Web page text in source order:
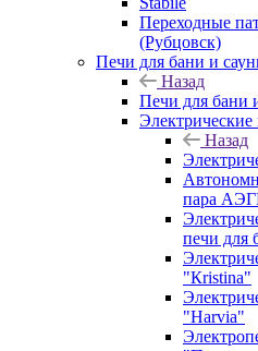
Переходные
(Рубцовск)
Печи для бани и
Назад
Печи для бани
Назад
пара
печи для
"Кristina"
"Harvia"